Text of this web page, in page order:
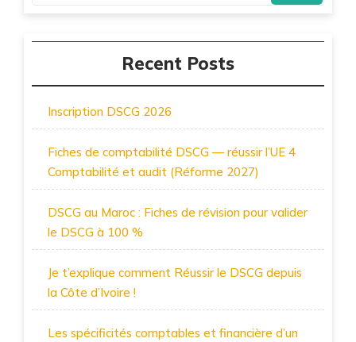
Recent Posts
Inscription DSCG 2026
Fiches de comptabilité DSCG — réussir l’UE 4
Comptabilité et audit (Réforme 2027)
DSCG au Maroc : Fiches de révision pour valider
le DSCG à 100 %
Je t’explique comment Réussir le DSCG depuis
la Côte d’Ivoire !
Les spécificités comptables et financière d’un